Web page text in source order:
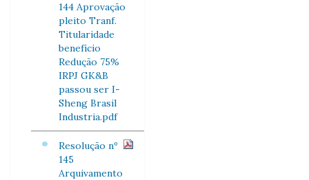
144 Aprovação
pleito Tranf.
Titularidade
benefício
Redução 75%
IRPJ GK&B
passou ser I-
Sheng Brasil
Industria.pdf
Resolução nº
145
Arquivamento